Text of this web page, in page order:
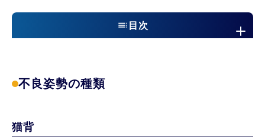
目次
民族的原因
不良姿勢が起こす体の影響
不良姿勢の種類
猫背